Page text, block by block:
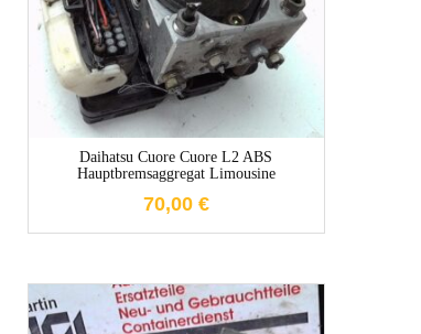
Daihatsu Cuore Cuore L2 ABS
Hauptbremsaggregat Limousine
70,00 €
1-3 Werktage